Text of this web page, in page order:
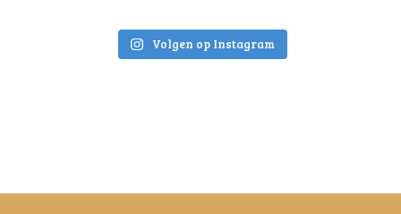
Volgen op Instagram